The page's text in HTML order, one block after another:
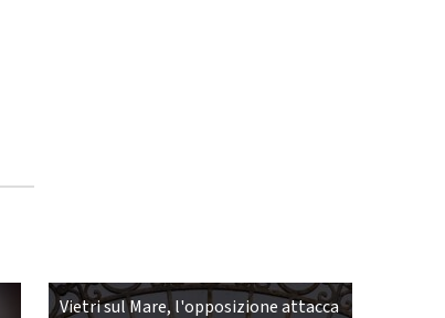
Vietri sul Mare, l'opposizione attacca